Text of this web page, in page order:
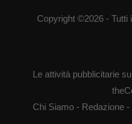
Copyright ©2026 - Tutti
Le attività pubblicitarie
Chi Siamo- Redazione-